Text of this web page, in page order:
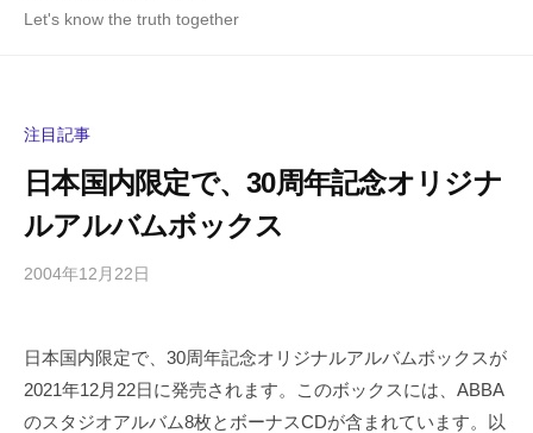
Let's know the truth together
注目記事
日本国内限定で、30周年記念オリジナ
ルアルバムボックス
2004年12月22日
i
g
a
の
コ
メ
日本国内限定で、30周年記念オリジナルアルバムボックスが
2021年12月22日に発売されます。このボックスには、ABBA
のスタジオアルバム8枚とボーナスCDが含まれています。以